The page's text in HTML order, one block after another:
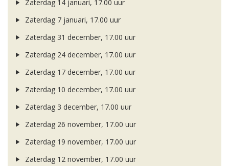
Zaterdag 14 januari, 17.00 uur
Zaterdag 7 januari, 17.00 uur
Zaterdag 31 december, 17.00 uur
Zaterdag 24 december, 17.00 uur
Zaterdag 17 december, 17.00 uur
Zaterdag 10 december, 17.00 uur
Zaterdag 3 december, 17.00 uur
Zaterdag 26 november, 17.00 uur
Zaterdag 19 november, 17.00 uur
Zaterdag 12 november, 17.00 uur